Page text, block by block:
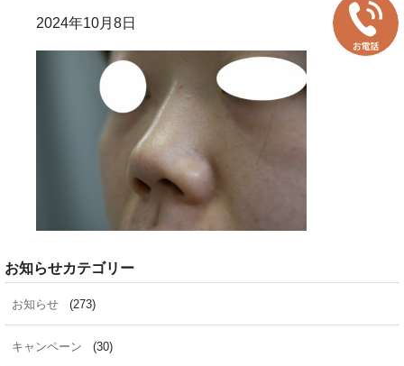
2024年10月8日
お知らせカテゴリー
お知らせ (273)
キャンペーン (30)